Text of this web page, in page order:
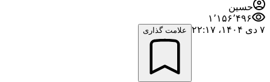
حسین
۱٬۱۵۶٬۴۹۶
۷ دی ۱۴۰۴،‏ ۲۲:۱۷
علامت گذاری